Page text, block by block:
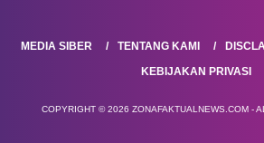
MEDIA SIBER TENTANG KAMI
KEBIJAKAN PRIVASI
COPYRIGHT © 2026 ZONAFAKTUALNEWS.COM -